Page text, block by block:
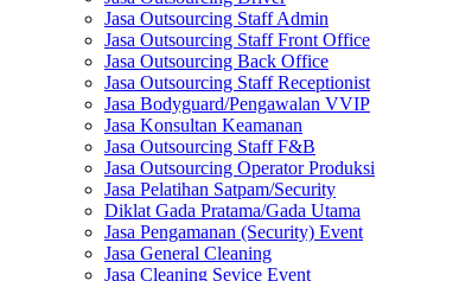
Jasa Outsourcing Staff Admin
Jasa Outsourcing Staff Front Office
Jasa Outsourcing Back Office
Jasa Outsourcing Staff Receptionist
Jasa Bodyguard/Pengawalan VVIP
Jasa Konsultan Keamanan
Jasa Outsourcing Staff F&B
Jasa Outsourcing Operator Produksi
Jasa Pelatihan Satpam/Security
Diklat Gada Pratama/Gada Utama
Jasa Pengamanan (Security) Event
Jasa General Cleaning
Jasa Cleaning Sevice Event